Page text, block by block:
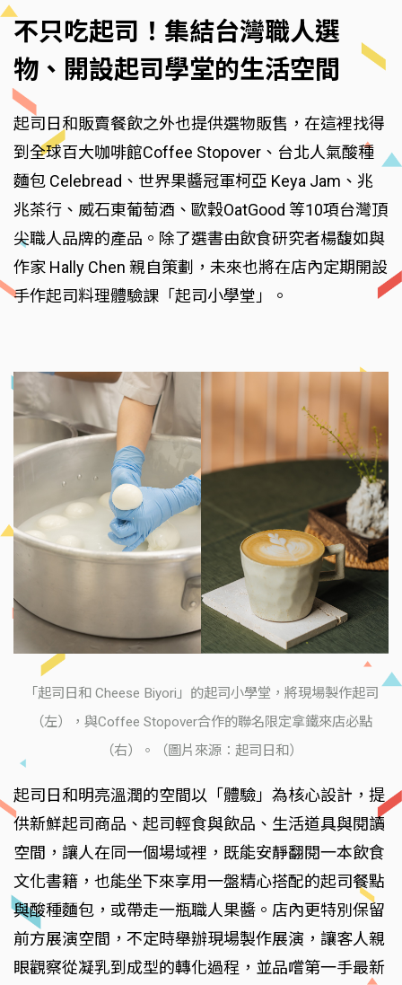
不只吃起司！集結台灣職人選
物、開設起司學堂的生活空間
起司日和販賣餐飲之外也提供選物販售，在這裡找得
到全球百大咖啡館Coffee Stopover、台北人氣酸種
麵包 Celebread、世界果醬冠軍柯亞 Keya Jam、兆
兆茶行、威石東葡萄酒、歐穀OatGood 等10項台灣頂
尖職人品牌的產品。除了選書由飲食研究者楊馥如與
作家 Hally Chen 親自策劃，未來也將在店內定期開設
手作起司料理體驗課「起司小學堂」。
「起司日和 Cheese Biyori」的起司小學堂，將現場製作起司
（左），與Coffee Stopover合作的聯名限定拿鐵來店必點
（右）。（圖片來源：起司日和）
起司日和明亮溫潤的空間以「體驗」為核心設計，提
供新鮮起司商品、起司輕食與飲品、生活道具與閱讀
空間，讓人在同一個場域裡，既能安靜翻閱一本飲食
文化書籍，也能坐下來享用一盤精心搭配的起司餐點
與酸種麵包，或帶走一瓶職人果醬。店內更特別保留
前方展演空間，不定時舉辦現場製作展演，讓客人親
眼觀察從凝乳到成型的轉化過程，並品嚐第一手最新